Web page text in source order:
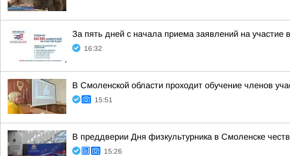
За пять дней с начала приема заявлений на
16:32
В Смоленской области проходит обучение членов
15:51
В преддверии Дня физкультурника в Смоленске
15:26